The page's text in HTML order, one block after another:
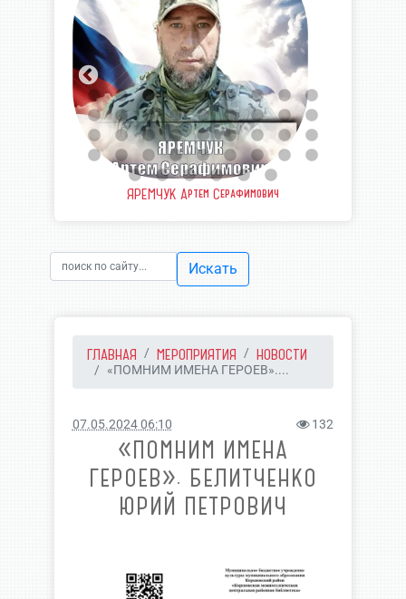
ЯРЕМЧУК Артем Серафимович
Искать
ГЛАВНАЯ МЕРОПРИЯТИЯ НОВОСТИ
«ПОМНИМ ИМЕНА ГЕРОЕВ»....
07.05.2024 06:10 132
«ПОМНИМ ИМЕНА
ГЕРОЕВ». БЕЛИТЧЕНКО
ЮРИЙ ПЕТРОВИЧ